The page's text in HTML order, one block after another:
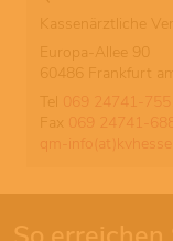
Kassenärztliche
Europa-Allee 90
60486 Frankfurt am
Tel 069 24741-
Fax 069 24741-
qm-